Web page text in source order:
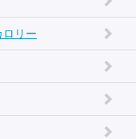
ロリー